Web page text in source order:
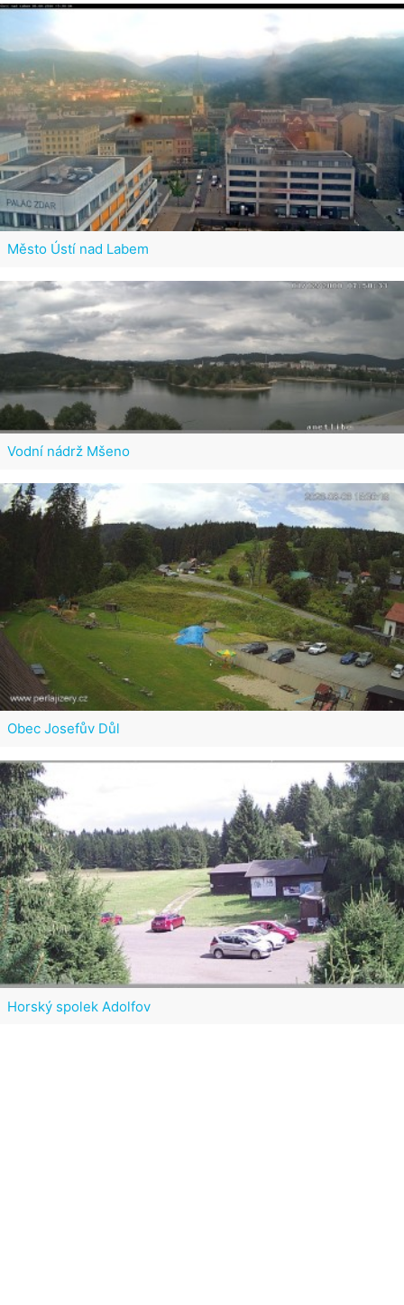
Město Ústí nad Labem
Vodní nádrž Mšeno
Obec Josefův Důl
Horský spolek Adolfov